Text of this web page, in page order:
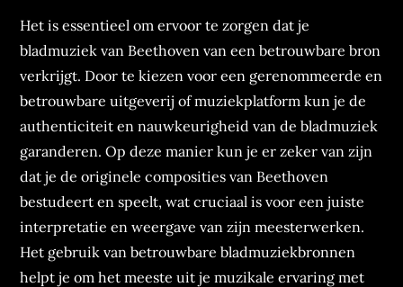
Het is essentieel om ervoor te zorgen dat je
bladmuziek van Beethoven van een betrouwbare bron
verkrijgt. Door te kiezen voor een gerenommeerde en
betrouwbare uitgeverij of muziekplatform kun je de
authenticiteit en nauwkeurigheid van de bladmuziek
garanderen. Op deze manier kun je er zeker van zijn
dat je de originele composities van Beethoven
bestudeert en speelt, wat cruciaal is voor een juiste
interpretatie en weergave van zijn meesterwerken.
Het gebruik van betrouwbare bladmuziekbronnen
helpt je om het meeste uit je muzikale ervaring met